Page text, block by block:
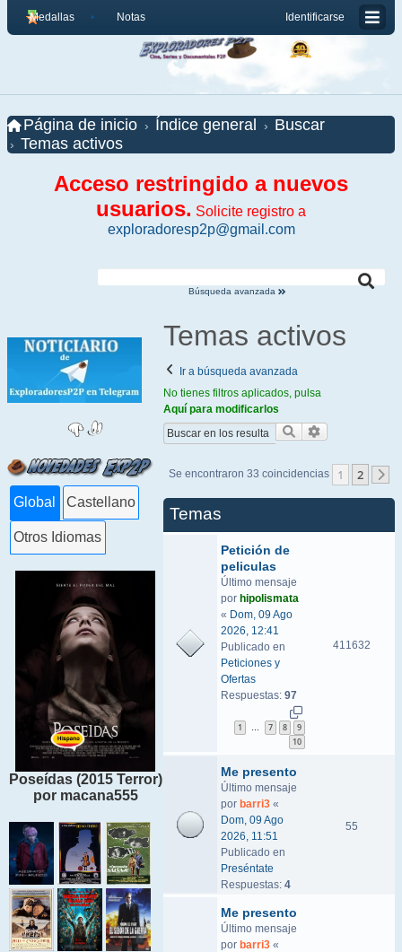
Identificarse
Medallas Notas
Página de inicio Índice general
Buscar
Temas activos
Acceso restringido a nuevos
usuarios. Solicite registro a
exploradoresp2p@gmail.com
Búsqueda avanzada
Global Castellano
Otros Idiomas
Poseídas (2015 Terror)
por macana555
Temas activos
Ir a búsqueda avanzada
No tienes filtros aplicados, pulsa
Aquí para modificarlos
Buscar
Se encontraron 33 coincidencias 1 2
Temas
Petición de
peliculas
Último mensaje
por hipolismata
« Dom, 09 Ago
2026, 12:41
Publicado en
Peticiones y
Ofertas
Respuestas: 97
1 7 8
9
10
411632
Me presento
Último mensaje
por barri3 «
Dom, 09 Ago
2026, 11:51
Publicado en
Preséntate
Respuestas: 4
55
Me presento
Último mensaje
por barri3 «